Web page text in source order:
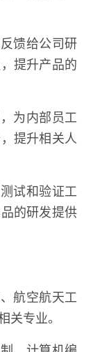
馈给公司研
提升产品的
为内部员工
提升相关人
试和验证工
的研发提供
航空航天工
关专业。